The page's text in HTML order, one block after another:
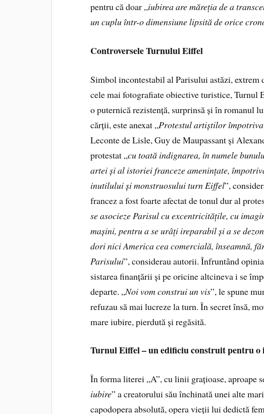
pentru că doar „iubirea are măreția de a
un cuplu într-o dimensiune lipsită de orice
Controversele Turnului Eiffel
Simbol incontestabil al Parisului astăzi,
cele mai fotografiate obiective turistice,
o puternică rezistență, surprinsă și în romanul
cărții, este anexat „Protestul artiștilor
Leconte de Lisle, Guy de Maupassant și
protestat „cu toată indignarea, în numele
artei și al istoriei franceze amenințate,
inutilului și monstruosului turn Eiffel”,
francez a fost foarte afectat de tonul dur al
se asocieze Parisul cu excentricitățile, cu
mașini, pentru a se urâți ireparabil și a se
dori nici America cea comercială, înseamnă,
Parisului”, considerau autorii. Înfruntând
sistarea finanțării și pe oricine altcineva i se
departe. „Noi vom construi un vis”, le spune
refuzau să mai lucreze la turn. În secret însă,
mare iubire, pierdută și regăsită.
Turnul Eiffel – un edificiu construit pentru
În forma literei „A”, cu linii grațioase, aproape
iubire” a creatorului său închinată unei alte
capodopera absolută, opera vieții lui dedictă